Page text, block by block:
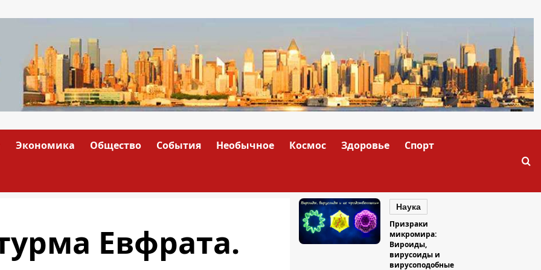
Экономика Общество События Необычное Космос Здоровье Спорт
Евфрата.
Наука
Призраки
микромира:
Вироиды,
вирусоиды и
вирусоподобные